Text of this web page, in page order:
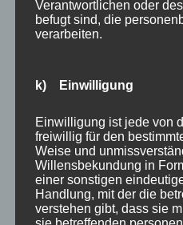
August 2023
Mai 2023
März 2023
Januar 2023
Dezember 2022
Verantwortlichen oder
befugt sind, die
verarbeiten.
k) Einwilligung
Einwilligung ist jede von
freiwillig für den
Weise und
Willensbekundung in
einer sonstigen
Handlung, mit der die
verstehen gibt, dass sie